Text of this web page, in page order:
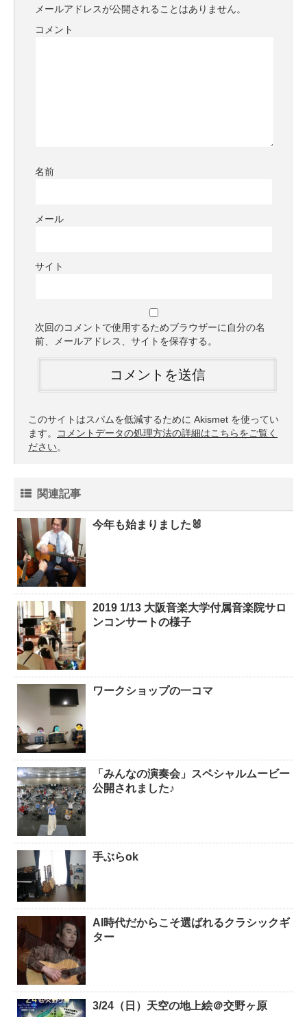
メールアドレスが公開されることはありません。
コメント
名前
メール
サイト
次回のコメントで使用するためブラウザーに自分の名
前、メールアドレス、サイトを保存する。
このサイトはスパムを低減するために Akismet を使ってい
ます。
コメントデータの処理方法の詳細はこちらをご覧く
ださい。
関連記事
今年も始まりました🐰
2019 1/13 大阪音楽大学付属音楽院サロ
ンコンサートの様子
ワークショップの一コマ
「みんなの演奏会」スペシャルムービー
公開されました♪
手ぶらok
AI時代だからこそ選ばれるクラシックギ
ター
3/24（日）天空の地上絵＠交野ヶ原